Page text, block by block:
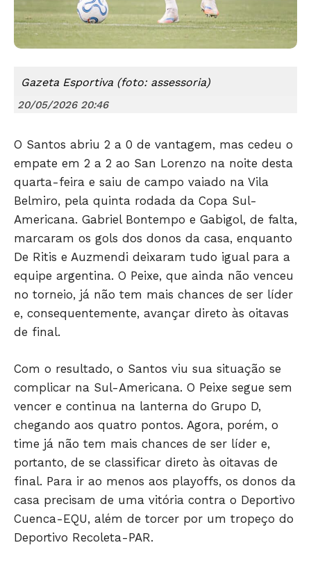
JUNTE-SE NO WHATSAPP
HOME
POLÍTICA
POLÍCIA
ESPORTES
ECONOMIA
OPINIÃO
Gazeta Esportiva (foto: assessoria)
20/05/2026 20:46
O Santos abriu 2 a 0 de vantagem, mas cedeu o
empate em 2 a 2 ao San Lorenzo na noite desta
quarta-feira e saiu de campo vaiado na Vila
Belmiro, pela quinta rodada da Copa Sul-
Americana. Gabriel Bontempo e Gabigol, de falta,
marcaram os gols dos donos da casa, enquanto
De Ritis e Auzmendi deixaram tudo igual para a
equipe argentina. O Peixe, que ainda não venceu
no torneio, já não tem mais chances de ser líder
e, consequentemente, avançar direto às oitavas
de final.
Com o resultado, o Santos viu sua situação se
complicar na Sul-Americana. O Peixe segue sem
vencer e continua na lanterna do Grupo D,
chegando aos quatro pontos. Agora, porém, o
time já não tem mais chances de ser líder e,
portanto, de se classificar direto às oitavas de
final. Para ir ao menos aos playoffs, os donos da
casa precisam de uma vitória contra o Deportivo
Cuenca-EQU, além de torcer por um tropeço do
Deportivo Recoleta-PAR.